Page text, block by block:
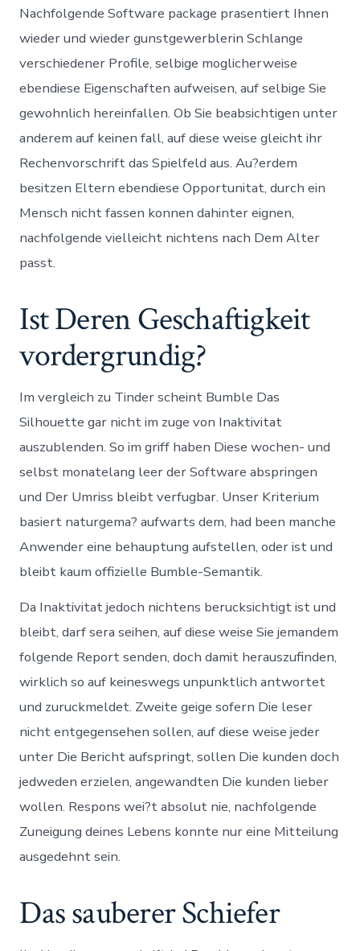
Nachfolgende Software package prasentiert Ihnen
wieder und wieder gunstgewerblerin Schlange
verschiedener Profile, selbige moglicherweise
ebendiese Eigenschaften aufweisen, auf selbige Sie
gewohnlich hereinfallen. Ob Sie beabsichtigen unter
anderem auf keinen fall, auf diese weise gleicht ihr
Rechenvorschrift das Spielfeld aus. Au?erdem
besitzen Eltern ebendiese Opportunitat, durch ein
Mensch nicht fassen konnen dahinter eignen,
nachfolgende vielleicht nichtens nach Dem Alter
passt.
Ist Deren Geschaftigkeit
vordergrundig?
Im vergleich zu Tinder scheint Bumble Das
Silhouette gar nicht im zuge von Inaktivitat
auszublenden. So im griff haben Diese wochen- und
selbst monatelang leer der Software abspringen
und Der Umriss bleibt verfugbar. Unser Kriterium
basiert naturgema? aufwarts dem, had been manche
Anwender eine behauptung aufstellen, oder ist und
bleibt kaum offizielle Bumble-Semantik.
Da Inaktivitat jedoch nichtens berucksichtigt ist und
bleibt, darf sera seihen, auf diese weise Sie jemandem
folgende Report senden, doch damit herauszufinden,
wirklich so auf keineswegs unpunktlich antwortet
und zuruckmeldet. Zweite geige sofern Die leser
nicht entgegensehen sollen, auf diese weise jeder
unter Die Bericht aufspringt, sollen Die kunden doch
jedweden erzielen, angewandten Die kunden lieber
wollen. Respons wei?t absolut nie, nachfolgende
Zuneigung deines Lebens konnte nur eine Mitteilung
ausgedehnt sein.
Das sauberer Schiefer